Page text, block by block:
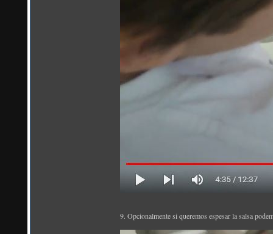
9. Opcionalmente si queremos espesar la salsa